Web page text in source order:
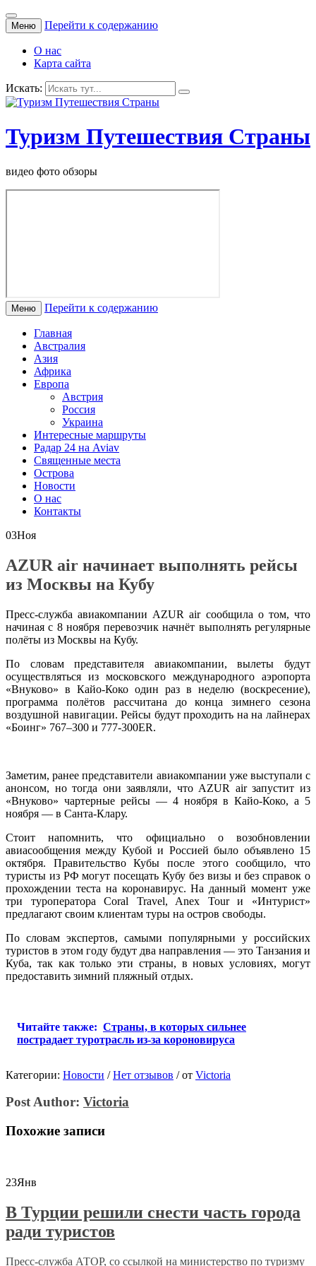
Меню Перейти к содержанию
О нас
Карта сайта
Искать:
Туризм Путешествия Страны
видео фото обзоры
Меню Перейти к содержанию
Главная
Австралия
Азия
Африка
Европа
Австрия
Россия
Украина
Интересные маршруты
Радар 24 на Aviav
Священные места
Острова
Новости
О нас
Контакты
03Ноя
AZUR air начинает выполнять рейсы
из Москвы на Кубу
Пресс-служба авиакомпании AZUR air сообщила о том, что
начиная с 8 ноября перевозчик начнёт выполнять регулярные
полёты из Москвы на Кубу.
По словам представителя авиакомпании, вылеты будут
осуществляться из московского международного аэропорта
«Внуково» в Кайо-Коко один раз в неделю (воскресение),
программа полётов рассчитана до конца зимнего сезона
воздушной навигации. Рейсы будут проходить на на лайнерах
«Боинг» 767–300 и 777-300ER.
Заметим, ранее представители авиакомпании уже выступали с
анонсом, но тогда они заявляли, что AZUR air запустит из
«Внуково» чартерные рейсы — 4 ноября в Кайо-Коко, а 5
ноября — в Санта-Клару.
Стоит напомнить, что официально о возобновлении
авиасообщения между Кубой и Россией было объявлено 15
октября. Правительство Кубы после этого сообщило, что
туристы из РФ могут посещать Кубу без визы и без справок о
прохождении теста на коронавирус. На данный момент уже
три туроператора Coral Travel, Anex Tour и «Интурист»
предлагают своим клиентам туры на остров свободы.
По словам экспертов, самыми популярными у российских
туристов в этом году будут два направления — это Танзания и
Куба, так как только эти страны, в новых условиях, могут
предоставить зимний пляжный отдых.
Читайте также: Страны, в которых сильнее
пострадает туротрасль из-за короновируса
Категории: Новости / Нет отзывов /от Victoria
Post Author: Victoria
Похожие записи
23Янв
В Турции решили снести часть города
ради туристов
Пресс-служба АТОР, со ссылкой на министерство по туризму